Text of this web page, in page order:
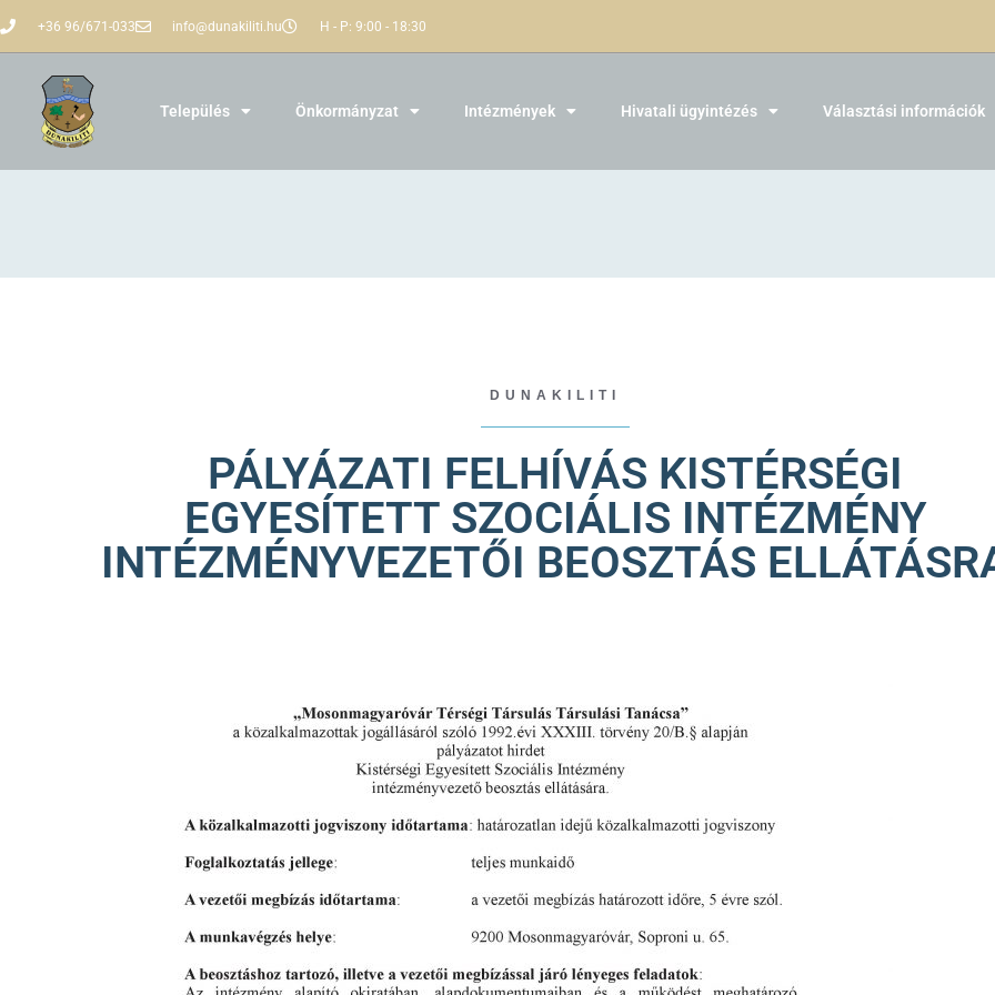
+36 96/671-033 info@dunakiliti.hu H - P: 9:00 - 18:30
Település Önkormányzat Intézmények Hivatali ügyintézés Választási információk
DUNAKILITI
PÁLYÁZATI FELHÍVÁS KISTÉRSÉGI
EGYESÍTETT SZOCIÁLIS INTÉZMÉNY
INTÉZMÉNYVEZETŐI BEOSZTÁS